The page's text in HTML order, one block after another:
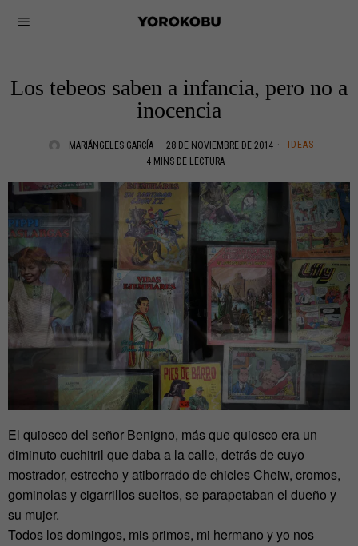
Los tebeos saben a infancia, pero no a
inocencia
MARIÁNGELES GARCÍA 28 DE NOVIEMBRE DE 2014
IDEAS
4 MINS DE LECTURA
El quiosco del señor Benigno, más que quiosco era un
diminuto cuchitril que daba a la calle, detrás de cuyo
mostrador, estrecho y atiborrado de chicles Cheiw, cromos,
gominolas y cigarrillos sueltos, se parapetaban el dueño y
su mujer.
Todos los domingos, mis primos, mi hermano y yo nos